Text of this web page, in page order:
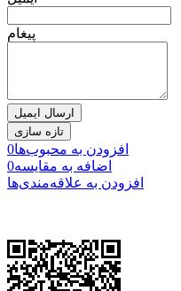
پیغام
ارسال ایمیل
افزودن به محبوب‌ها0
اضافه به مقایسه0
افزودن به علاقه‌مندی‌ها